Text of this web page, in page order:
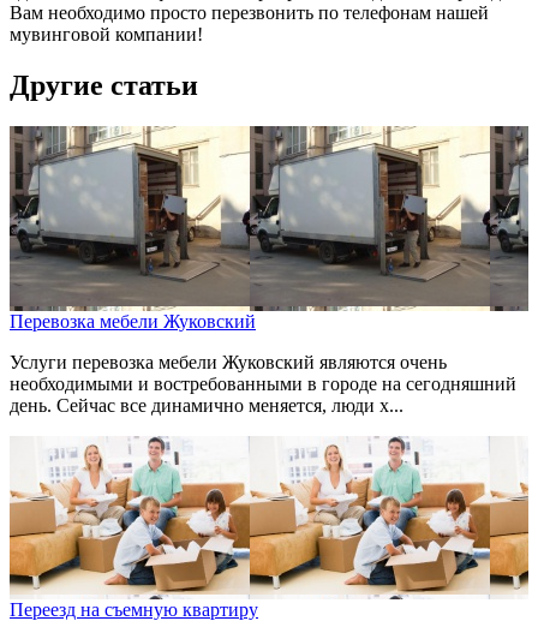
Вам необходимо просто перезвонить по телефонам нашей
мувинговой компании!
Другие статьи
Перевозка мебели Жуковский
Услуги перевозка мебели Жуковский являются очень
необходимыми и востребованными в городе на сегодняшний
день. Сейчас все динамично меняется, люди х...
Переезд на съемную квартиру